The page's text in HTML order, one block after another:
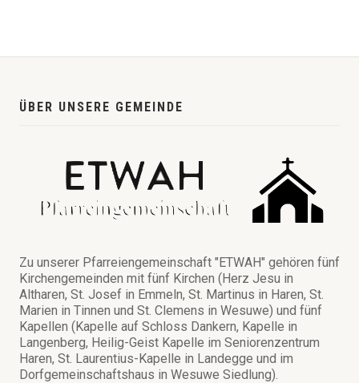
ÜBER UNSERE GEMEINDE
Zu unserer Pfarreiengemeinschaft "ETWAH" gehören fünf
Kirchengemeinden mit fünf Kirchen (Herz Jesu in
Altharen, St. Josef in Emmeln, St. Martinus in Haren, St.
Marien in Tinnen und St. Clemens in Wesuwe) und fünf
Kapellen (Kapelle auf Schloss Dankern, Kapelle in
Langenberg, Heilig-Geist Kapelle im Seniorenzentrum
Haren, St. Laurentius-Kapelle in Landegge und im
Dorfgemeinschaftshaus in Wesuwe Siedlung).